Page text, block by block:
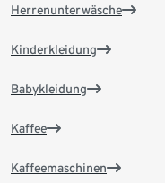
Herrenunterwäsche
Kinderkleidung
Babykleidung
Kaffee
Kaffeemaschinen